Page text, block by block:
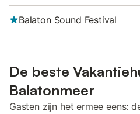
Balaton Sound Festival
De beste
Balatonmeer
Gasten zijn het ermee eens: